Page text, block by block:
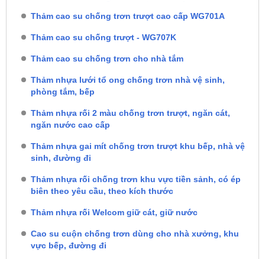
Thảm cao su chống trơn trượt cao cấp WG701A
Thảm cao su chống trượt - WG707K
Thảm cao su chống trơn cho nhà tắm
Thảm nhựa lưới tổ ong chống trơn nhà vệ sinh,
phòng tắm, bếp
Thảm nhựa rối 2 màu chống trơn trượt, ngăn cát,
ngăn nước cao cấp
Thảm nhựa gai mít chống trơn trượt khu bếp, nhà vệ
sinh, đường đi
Thảm nhựa rối chống trơn khu vực tiền sảnh, có ép
biên theo yêu cầu, theo kích thước
Thảm nhựa rối Welcom giữ cát, giữ nước
Cao su cuộn chống trơn dùng cho nhà xưởng, khu
vực bếp, đường đi